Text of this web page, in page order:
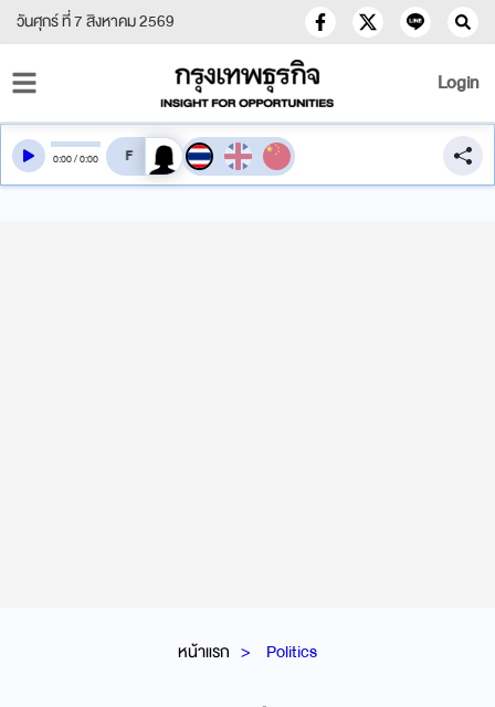
วันศุกร์ ที่ 7 สิงหาคม 2569
Login
หน้าแรก Politics
0:00/0:00 สลับเสียงอ่าน